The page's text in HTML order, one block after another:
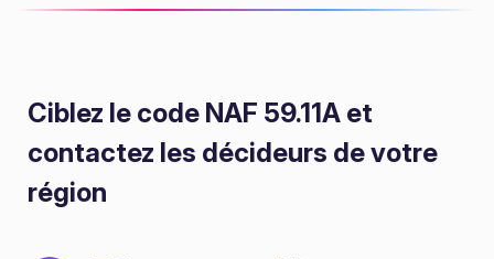
Ciblez le code NAF 59.11A et
contactez les décideurs de votre
région